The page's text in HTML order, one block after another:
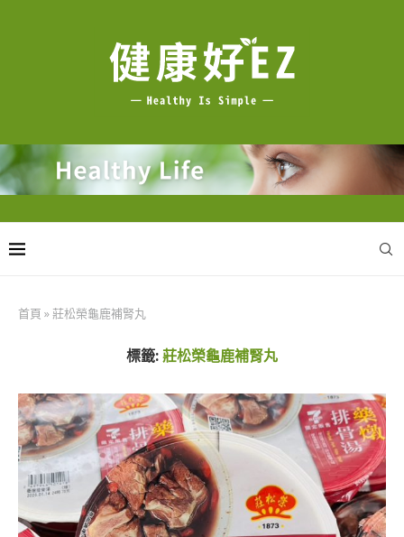
首頁 »莊松榮龜鹿補腎丸
標籤:莊松榮龜鹿補腎丸